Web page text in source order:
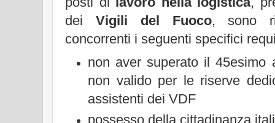
dei Vigili del Fuoco, sono
concorrenti i seguenti specifici
non aver superato il 45esimo
non valido per le riserve
assistenti dei VDF
possesso della cittadinanza